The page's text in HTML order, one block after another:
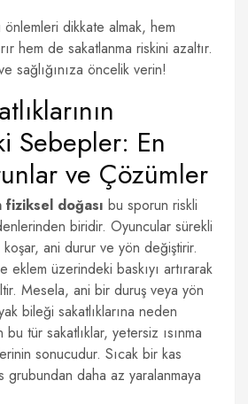
dikkate almak, hem
hem de sakatlanma riskini azaltır.
sağlığınıza öncelik verin!
Sebepler: En
ve Çözümler
doğası bu sporun riskli
biridir. Oyuncular sürekli
ani durur ve yön değiştirir.
eklem üzerindeki baskıyı artırarak
Mesela, ani bir duruş veya yön
bileği sakatlıklarına neden
tür sakatlıklar, yetersiz ısınma
sonucudur. Sıcak bir kas
daha az yaralanmaya